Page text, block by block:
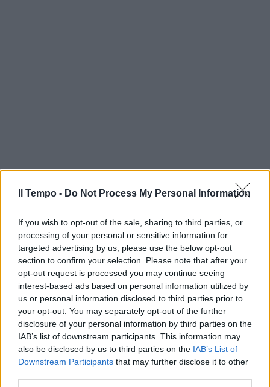
Il Tempo - Do Not Process My Personal Information
If you wish to opt-out of the sale, sharing to third parties, or
processing of your personal or sensitive information for
targeted advertising by us, please use the below opt-out
section to confirm your selection. Please note that after your
opt-out request is processed you may continue seeing
interest-based ads based on personal information utilized by
us or personal information disclosed to third parties prior to
your opt-out. You may separately opt-out of the further
disclosure of your personal information by third parties on the
IAB’s list of downstream participants. This information may
also be disclosed by us to third parties on the IAB’s List of
Downstream Participants that may further disclose it to other
In evidenza